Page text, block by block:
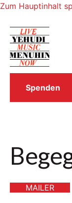
Zum Hauptinhalt
Spenden
MAILER